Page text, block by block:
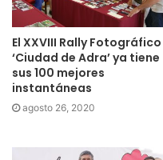
El XXVIII Rally Fotográfico
‘Ciudad de Adra’ ya tiene
sus 100 mejores
instantáneas
agosto 26, 2020